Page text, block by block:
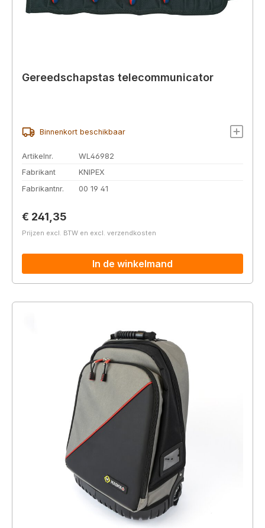
Gereedschapstas telecommunicator
Binnenkort beschikbaar
Artikelnr.
WL46982
Fabrikant
KNIPEX
Fabrikantnr.
00 19 41
Normale prijs:
€ 241,35
Prijzen excl. BTW en excl. verzendkosten
In de winkelmand